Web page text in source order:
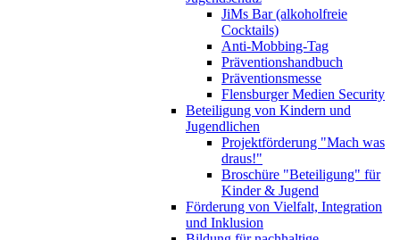
JiMs Bar (alkoholfreie
Cocktails)
Anti-Mobbing-Tag
Präventionshandbuch
Präventionsmesse
Flensburger Medien Security
Beteiligung von Kindern und
Jugendlichen
Projektförderung "Mach was
draus!"
Broschüre "Beteiligung" für
Kinder & Jugend
Förderung von Vielfalt, Integration
und Inklusion